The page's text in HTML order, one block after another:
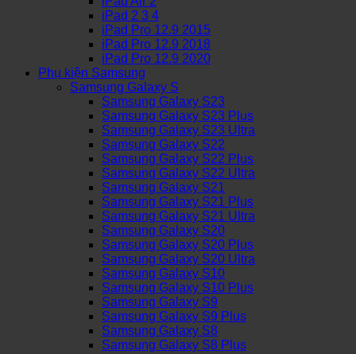
iPad 2 3 4
iPad Pro 12.9 2015
iPad Pro 12.9 2018
iPad Pro 12.9 2020
Phụ kiện Samsung
Samsung Galaxy S
Samsung Galaxy S23
Samsung Galaxy S23 Plus
Samsung Galaxy S23 Ultra
Samsung Galaxy S22
Samsung Galaxy S22 Plus
Samsung Galaxy S22 Ultra
Samsung Galaxy S21
Samsung Galaxy S21 Plus
Samsung Galaxy S21 Ultra
Samsung Galaxy S20
Samsung Galaxy S20 Plus
Samsung Galaxy S20 Ultra
Samsung Galaxy S10
Samsung Galaxy S10 Plus
Samsung Galaxy S9
Samsung Galaxy S9 Plus
Samsung Galaxy S8
Samsung Galaxy S8 Plus